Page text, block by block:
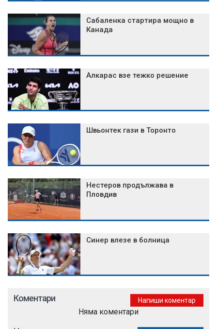
Сабаленка стартира мощно в
Канада
Алкарас взе тежко решение
Швьонтек гази в Торонто
Нестеров продължава в
Пловдив
Синер влезе в болница
Коментари Напиши коментар
Няма коментари